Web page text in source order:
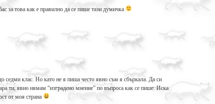
за това как е правилно да се пише тази думичка
седми клас. Но като не я пиша често явно съм я сбъркала. Да си
ти, явно нямам “изградено мнение” по въпроса как се пише. Иска
от моя страна